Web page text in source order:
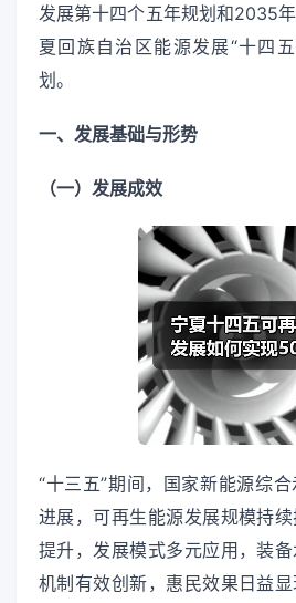
发展第十四个五年规划和2035
夏回族自治区能源发展“十四
划。
一、发展基础与形势
（一）发展成效
“十三五”期间，国家新能源综
进展，可再生能源发展规模持
提升，发展模式多元应用，装
机制有效创新，惠民效果日益